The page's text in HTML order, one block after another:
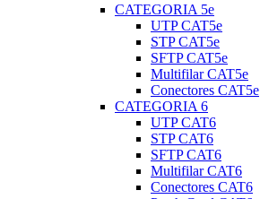
CATEGORIA 5e
UTP CAT5e
STP CAT5e
SFTP CAT5e
Multifilar CAT5e
Conectores CAT5e
CATEGORIA 6
UTP CAT6
STP CAT6
SFTP CAT6
Multifilar CAT6
Conectores CAT6